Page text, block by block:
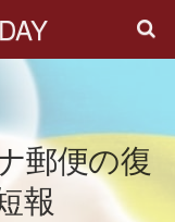
郵便の復
報